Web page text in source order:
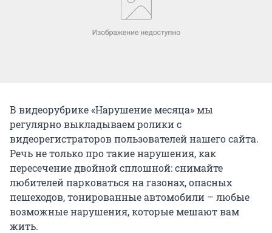
В видеорубрике «Нарушение месяца» мы
регулярно выкладываем ролики с
видеорегистраторов пользователей нашего сайта.
Речь не только про такие нарушения, как
пересечение двойной сплошной: снимайте
любителей парковаться на газонах, опасных
пешеходов, тонированные автомобили – любые
возможные нарушения, которые мешают вам
жить.